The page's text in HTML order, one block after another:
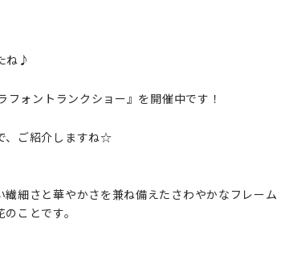
ね♪
ォントランクショー』を開催中です！
、ご紹介しますね☆
細さと華やかさを兼ね備えたさわやかなフレーム
ことです。